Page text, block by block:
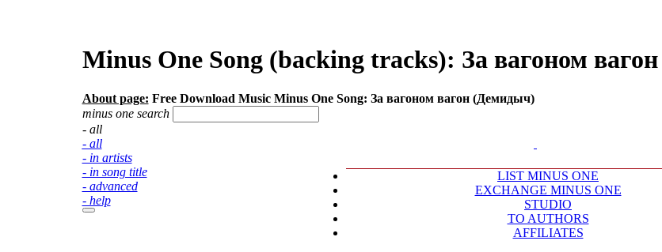
Minus One Song (backing tracks): За вагоном
About page: Free Download Music Minus One Song: За вагоном вагон (Демидыч)
minus one search
- all
- all
- in artists
- in song title
- advanced
- help
LIST MINUS ONE
EXCHANGE MINUS ONE
STUDIO
TO AUTHORS
AFFILIATES